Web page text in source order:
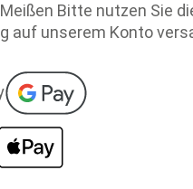
Bitte nutzen Sie
auf unserem Konto